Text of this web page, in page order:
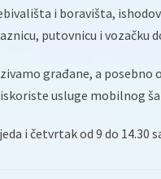
i boravišta,
putovnicu i vozačku
građane, a posebno
usluge mobilnog
i četvrtak od 9 do 14.30